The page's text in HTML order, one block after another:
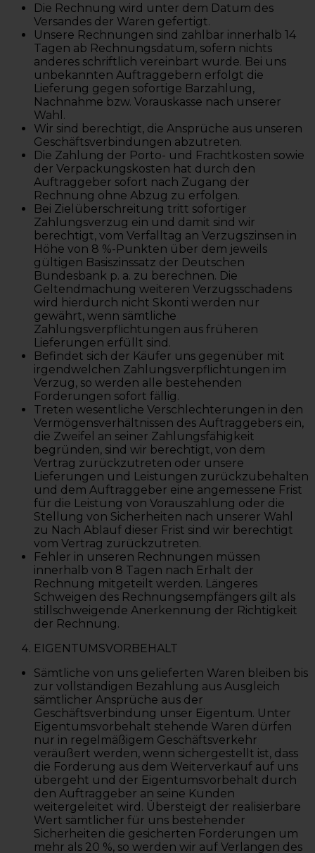
Die Rechnung wird unter dem Datum des
Versandes der Waren gefertigt.
Unsere Rechnungen sind zahlbar innerhalb 14
Tagen ab Rechnungsdatum, sofern nichts
anderes schriftlich vereinbart wurde. Bei uns
unbekannten Auftraggebern erfolgt die
Lieferung gegen sofortige Barzahlung,
Nachnahme bzw. Vorauskasse nach unserer
Wahl.
Wir sind berechtigt, die Ansprüche aus unseren
Geschäftsverbindungen abzutreten.
Die Zahlung der Porto- und Frachtkosten sowie
der Verpackungskosten hat durch den
Auftraggeber sofort nach Zugang der
Rechnung ohne Abzug zu erfolgen.
Bei Zielüberschreitung tritt sofortiger
Zahlungsverzug ein und damit sind wir
berechtigt, vom Verfalltag an Verzugszinsen in
Höhe von 8 %-Punkten über dem jeweils
gültigen Basiszinssatz der Deutschen
Bundesbank p. a. zu berechnen. Die
Geltendmachung weiteren Verzugsschadens
wird hierdurch nicht Skonti werden nur
gewährt, wenn sämtliche
Zahlungsverpflichtungen aus früheren
Lieferungen erfüllt sind.
Befindet sich der Käufer uns gegenüber mit
irgendwelchen Zahlungsverpflichtungen im
Verzug, so werden alle bestehenden
Forderungen sofort fällig.
Treten wesentliche Verschlechterungen in den
Vermögensverhältnissen des Auftraggebers ein,
die Zweifel an seiner Zahlungsfähigkeit
begründen, sind wir berechtigt, von dem
Vertrag zurückzutreten oder unsere
Lieferungen und Leistungen zurückzubehalten
und dem Auftraggeber eine angemessene Frist
für die Leistung von Vorauszahlung oder die
Stellung von Sicherheiten nach unserer Wahl
zu Nach Ablauf dieser Frist sind wir berechtigt
vom Vertrag zurückzutreten.
Fehler in unseren Rechnungen müssen
innerhalb von 8 Tagen nach Erhalt der
Rechnung mitgeteilt werden. Längeres
Schweigen des Rechnungsempfängers gilt als
stillschweigende Anerkennung der Richtigkeit
der Rechnung.
EIGENTUMSVORBEHALT
Sämtliche von uns gelieferten Waren bleiben bis
zur vollständigen Bezahlung aus Ausgleich
sämtlicher Ansprüche aus der
Geschäftsverbindung unser Eigentum. Unter
Eigentumsvorbehalt stehende Waren dürfen
nur in regelmäßigem Geschäftsverkehr
veräußert werden, wenn sichergestellt ist, dass
die Forderung aus dem Weiterverkauf auf uns
übergeht und der Eigentumsvorbehalt durch
den Auftraggeber an seine Kunden
weitergeleitet wird. Übersteigt der realisierbare
Wert sämtlicher für uns bestehender
Sicherheiten die gesicherten Forderungen um
mehr als 20 %, so werden wir auf Verlangen des